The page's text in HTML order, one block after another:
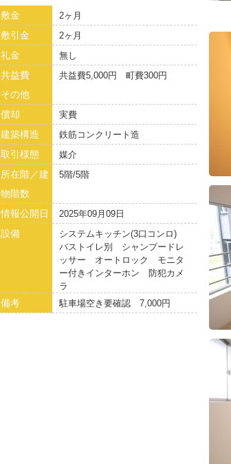
敷金 2ヶ月
敷引金 2ヶ月
礼金 無し
共益費
その他
共益費5,000円 町費300円
償却 実費
建築構造 鉄筋コンクリート造
取引様態 媒介
所在階／建
物階数
5階/5階
情報公開日 2025年09月09日
設備
システムキッチン(3口コンロ)
バストイレ別 シャンプードレ
ッサー オートロック モニタ
ー付きインターホン 防犯カメ
ラ
備考 駐車場空き要確認 7,000円